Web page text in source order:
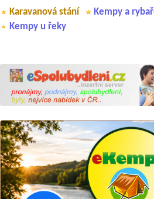
Karavanová stání
Kempy a
Kempy u řeky